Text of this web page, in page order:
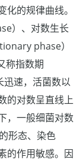
的规律曲线。
）、对数生长
phase）
称指数期
迅速，活菌数以
的对数呈直线上
，一般细菌对数
形态、染色
的作用敏感。因